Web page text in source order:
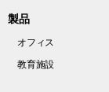
製品
オフィス
教育施設